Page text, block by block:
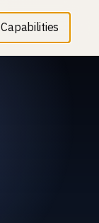
Capabilities